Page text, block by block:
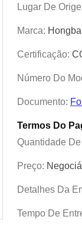
Lugar De
Marca:
Certificação:
Número Do
Documento:
Termos Do
Quantidade
Preço:
Detalhes Da
Tempo De